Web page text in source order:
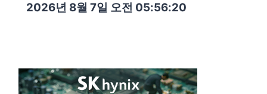
2026년 8월 7일 오전 05:56:22